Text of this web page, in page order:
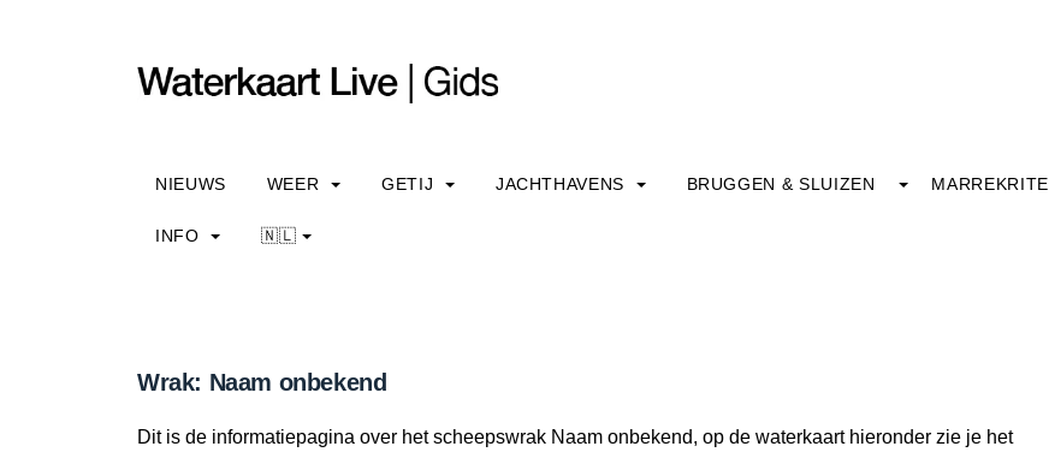
NIEUWS WEER GETIJ JACHTHAVENS BRUGGEN & SLUIZEN MARREKRITE
INFO 🇳🇱
Wrak: Naam onbekend
Dit is de informatiepagina over het scheepswrak Naam onbekend, op de waterkaart hieronder zie je het